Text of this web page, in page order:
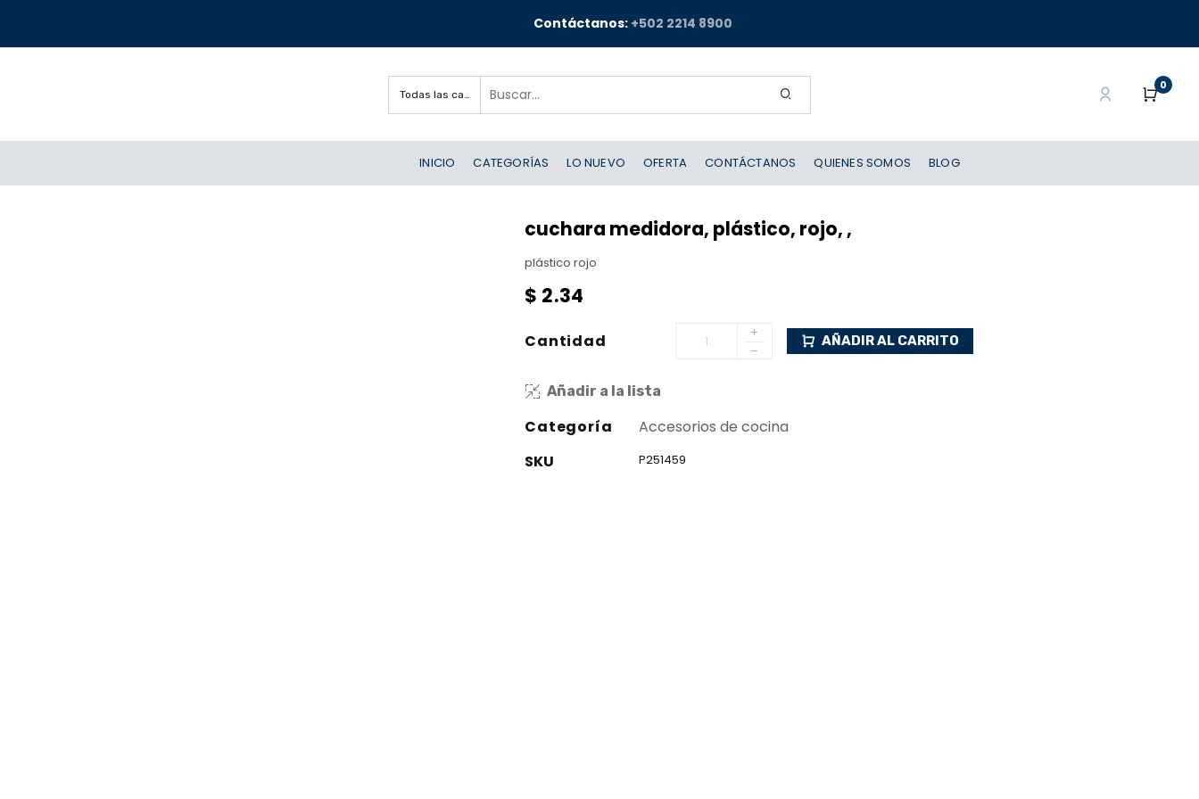
Contáctanos: +502 2214 8900
Todas las categorías
0
INICIO CATEGORÍAS LO NUEVO OFERTA CONTÁCTANOS QUIENES SOMOS BLOG
cuchara medidora, plástico, rojo, ,
plástico rojo
$ 2.34
Cantidad AÑADIR AL CARRITO
Añadir a la lista
Categoría
Accesorios de cocina
SKU
P251459